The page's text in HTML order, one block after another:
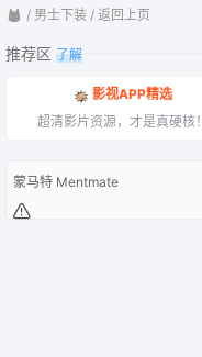
/ 男士下装 / 返回上页
推荐区 了解
影视APP精选
超清影片资源，才是真硬核！
蒙马特 Mentmate